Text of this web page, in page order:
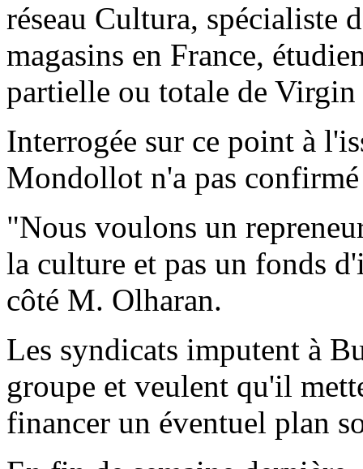
réseau Cultura, spécialiste
magasins en France,
partielle ou totale de Virgin
Interrogée sur ce point à
Mondollot n'a pas
"Nous voulons un
la culture et pas un fonds
côté M. Olharan.
Les syndicats imputent à
groupe et veulent qu'il
financer un éventuel plan